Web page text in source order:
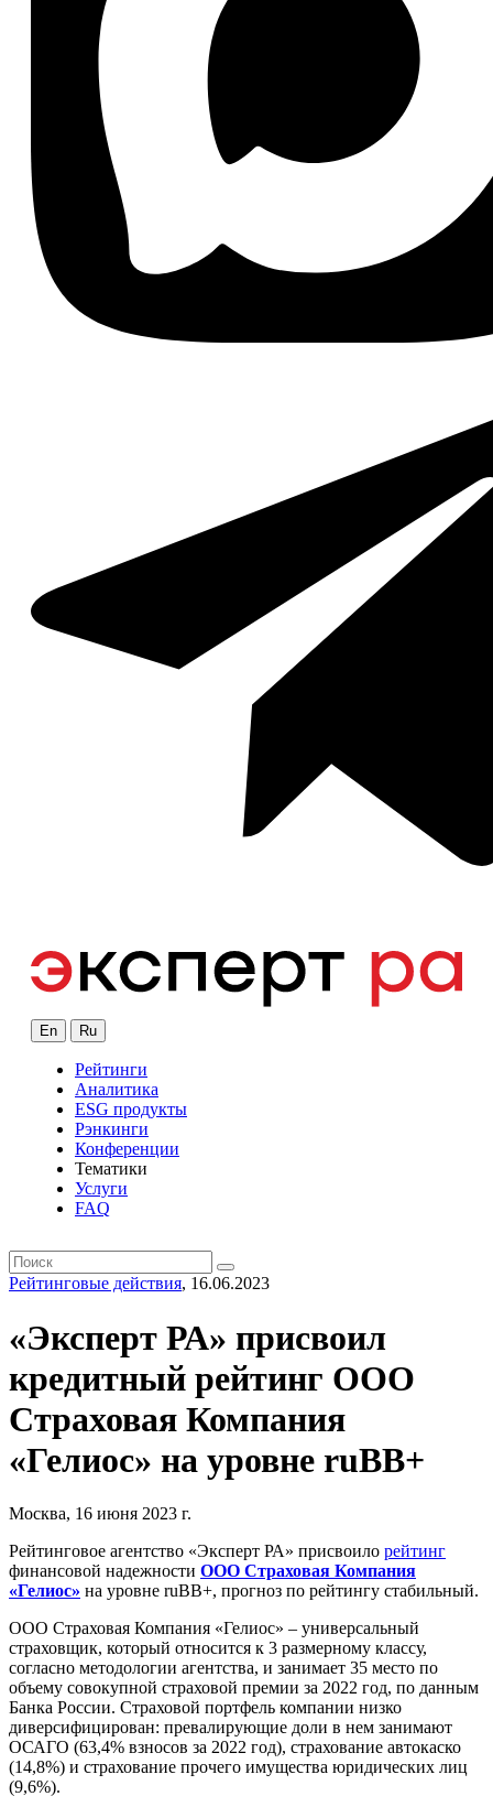
En Ru
Рейтинги
Аналитика
ESG продукты
Рэнкинги
Конференции
Тематики
Услуги
FAQ
Рейтинговые действия, 16.06.2023
«Эксперт РА» присвоил
кредитный рейтинг ООО
Страховая Компания
«Гелиос» на уровне ruBB+
Москва, 16 июня 2023 г.
Рейтинговое агентство «Эксперт РА» присвоило рейтинг
финансовой надежности ООО Страховая Компания
«Гелиос» на уровне ruBB+, прогноз по рейтингу стабильный.
ООО Страховая Компания «Гелиос» – универсальный
страховщик, который относится к 3 размерному классу,
согласно методологии агентства, и занимает 35 место по
объему совокупной страховой премии за 2022 год, по данным
Банка России. Страховой портфель компании низко
диверсифицирован: превалирующие доли в нем занимают
ОСАГО (63,4% взносов за 2022 год), страхование автокаско
(14,8%) и страхование прочего имущества юридических лиц
(9,6%).